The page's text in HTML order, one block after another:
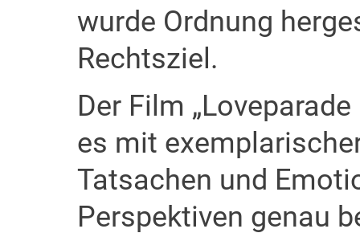
wurde Ordnung
Rechtsziel.
Der Film
es mit
Tatsachen und
Perspektiven genau